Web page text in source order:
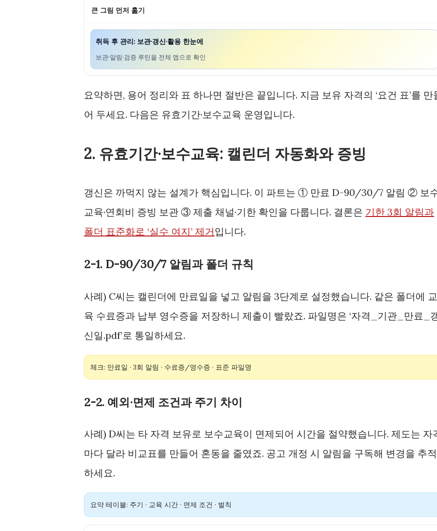
큰 그림 먼저 훑기
취득 후 관리: 보관·갱신·활용 한눈에
보관·알림·검증 루틴을 전체 맵으로 확인
요약하면, 용어 정리와 표 하나면 절반은 끝입니다. 지금 보유 자격의 ‘요건 표’를 만
어 두세요. 다음은 유효기간·보수교육 운영입니다.
2. 유효기간·보수교육: 캘린더 자동화와 증빙
갱신은 까먹지 않는 설계가 핵심입니다. 이 파트는 ① 만료 D-90/30/7 알림 ② 보
교육·연회비 증빙 보관 ③ 제출 채널·기한 확인을 다룹니다. 결론은 기한 3회 알림과
폴더 표준화로 ‘실수 여지’ 제거입니다.
2-1. D-90/30/7 알림과 폴더 규칙
사례) C씨는 캘린더에 만료일을 넣고 알림을 3단계로 설정했습니다. 같은 폴더에 교
육 수료증과 납부 영수증을 저장하니 제출이 빨랐죠. 파일명은 ‘자격_기관_만료_
신일.pdf’로 통일하세요.
체크: 만료일 · 3회 알림 · 수료증/영수증 · 표준 파일명
2-2. 예외·면제 조건과 주기 차이
사례) D씨는 타 자격 보유로 보수교육이 면제되어 시간을 절약했습니다. 제도는 자
마다 달라 비교표를 만들어 혼동을 줄였죠. 공고 개정 시 알림을 구독해 변경을 추적
하세요.
요약 테이블: 주기 · 교육 시간 · 면제 조건 · 벌칙